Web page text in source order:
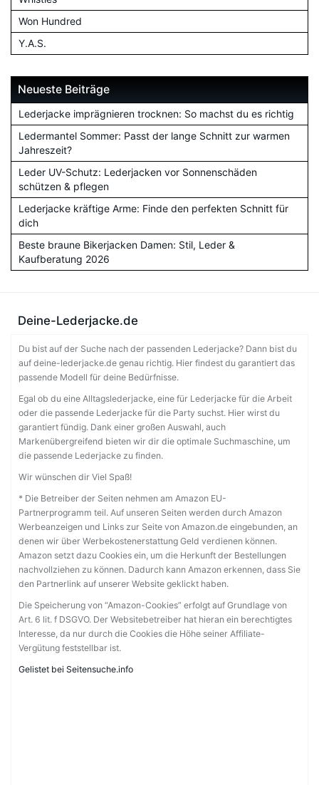
Won Hundred
Y.A.S.
Neueste Beiträge
Lederjacke imprägnieren trocknen: So machst du es richtig
Ledermantel Sommer: Passt der lange Schnitt zur warmen
Jahreszeit?
Leder UV-Schutz: Lederjacken vor Sonnenschäden
schützen & pflegen
Lederjacke kräftige Arme: Finde den perfekten Schnitt für
dich
Beste braune Bikerjacken Damen: Stil, Leder &
Kaufberatung 2026
Deine-Lederjacke.de
Du bist auf der Suche nach der passenden Lederjacke? Dann bist du
auf deine-lederjacke.de genau richtig. Hier findest du garantiert das
passende Modell für deine Bedürfnisse.
Egal ob du eine Alltagslederjacke, eine für Lederjacke für die Arbeit
oder die passende Lederjacke für die Party suchst. Hier wirst du
garantiert fündig. Dank einer großen Auswahl, auch
Markenübergreifend bieten wir dir die optimale Suchmaschine, um
die passende Lederjacke zu finden.
Wir wünschen dir Viel Spaß!
* Die Betreiber der Seiten nehmen am Amazon EU-
Partnerprogramm teil. Auf unseren Seiten werden durch Amazon
Werbeanzeigen und Links zur Seite von Amazon.de eingebunden, an
denen wir über Werbekostenerstattung Geld verdienen können.
Amazon setzt dazu Cookies ein, um die Herkunft der Bestellungen
nachvollziehen zu können. Dadurch kann Amazon erkennen, dass Sie
den Partnerlink auf unserer Website geklickt haben.
Die Speicherung von “Amazon-Cookies” erfolgt auf Grundlage von
Art. 6 lit. f DSGVO. Der Websitebetreiber hat hieran ein berechtigtes
Interesse, da nur durch die Cookies die Höhe seiner Affiliate-
Vergütung feststellbar ist.
Gelistet bei Seitensuche.info